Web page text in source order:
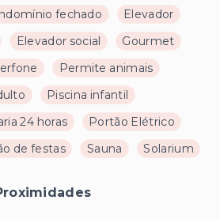
fechado
Elevador
Elevador social
Gourmet
Permite animais
Piscina infantil
24 horas
Portão Elétrico
de festas Sauna Solarium